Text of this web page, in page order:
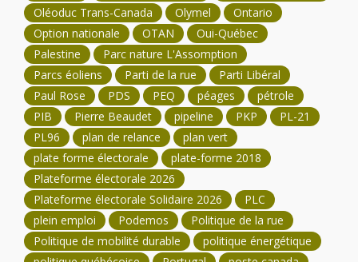
Oléoduc Trans-Canada
Olymel
Ontario
Option nationale
OTAN
Oui-Québec
Palestine
Parc nature L'Assomption
Parcs éoliens
Parti de la rue
Parti Libéral
Paul Rose
PDS PEQ péages
pétrole
PIB
Pierre Beaudet pipeline PKP
PL-21
PL96
plan de relance
plan vert
plate forme électorale
plate-forme 2018
Plateforme électorale 2026
Plateforme électorale Solidaire 2026
PLC
plein emploi
Podemos
Politique de la rue
Politique de mobilité durable
politique énergétique